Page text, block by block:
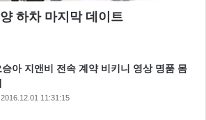
하차 마지막 데이트
승아 지앤비 전속 계약 비키니 영상 명품 몸
2016.12.01 11:31:15